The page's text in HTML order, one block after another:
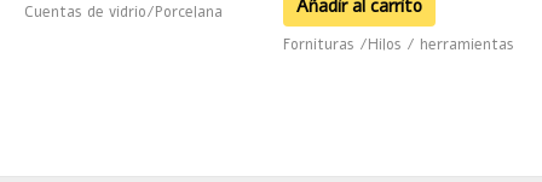
Cuentas de vidrio/Porcelana Añadir al carrito
Fornituras /Hilos / herramientas